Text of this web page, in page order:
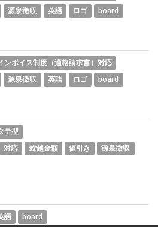
源泉徴収 英語 ロゴ board
ンボイス制度（適格請求書）対応
源泉徴収 英語 ロゴ board
テ型
対応
繰越金額 値引き
源泉徴収
語 board